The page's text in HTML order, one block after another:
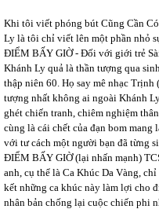
Khi tôi viết phóng bút Cũng Cần
Ly là tôi chỉ viết lên một phần nhỏ
ĐIỂM BẤY GIỜ - Đối với giới trẻ
Khánh Ly quả là thần tượng qua
thập niên 60. Họ say mê nhạc
tượng nhất không ai ngoài Khánh
ghét chiến tranh, chiêm nghiệm
cùng là cái chết của đạn bom mang
với tư cách một người bạn đã từng
ĐIỂM BẤY GIỜ (lại nhấn mạnh)
anh, cụ thể là Ca Khúc Da Vàng,
kết những ca khúc này làm lợi cho
nhân bản chống lại cuộc chiến phi